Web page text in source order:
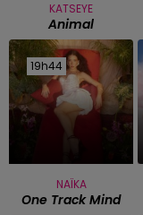
KATSEYE
Animal
19h44
19h44
NAÏKA
One Track Mind